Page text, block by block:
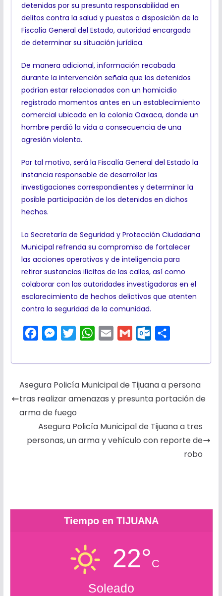
detenidas por su presunta responsabilidad en
delitos contra la salud y puestas a disposición de la
Fiscalía General del Estado, autoridad encargada
de determinar su situación jurídica.
De manera adicional, información recabada
durante la intervención señala que los detenidos
podrían estar relacionados con un homicidio
registrado momentos antes en un establecimiento
comercial ubicado en la colonia Oaxaca, donde un
hombre perdió la vida a consecuencia de una
agresión violenta.
Por tal motivo, será la Fiscalía General del Estado la
instancia responsable de desarrollar las
investigaciones correspondientes y determinar la
posible participación de los detenidos en dichos
hechos.
La Secretaría de Seguridad y Protección Ciudadana
Municipal refrenda su compromiso de fortalecer
las acciones operativas y de inteligencia para
retirar sustancias ilícitas de las calles, así como
colaborar con las autoridades investigadoras en el
esclarecimiento de hechos delictivos que atenten
contra la seguridad de la comunidad.
c
b
o
k
M
s
n
g
e
i
r
W
a
p
p
a
a
t
o
k
.
m
a
t
i
Asegura Policía Municipal de Tijuana a persona
tras realizar amenazas y presunta portación de
arma de fuego
Asegura Policía Municipal de Tijuana a tres
personas, un arma y vehículo con reporte de
robo
Tiempo en TIJUANA
22°C
Soleado